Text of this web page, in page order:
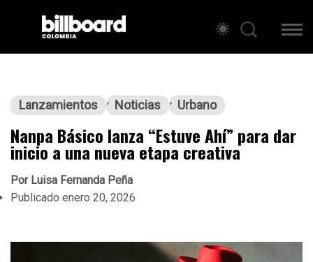
Lanzamientos Noticias Urbano
Nanpa Básico lanza “Estuve Ahí” para dar
inicio a una nueva etapa creativa
PorLuisa Fernanda Peña
Publicado enero 20, 2026